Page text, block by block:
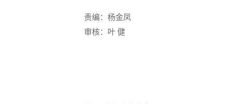
责编：杨金凤
审核：叶 健